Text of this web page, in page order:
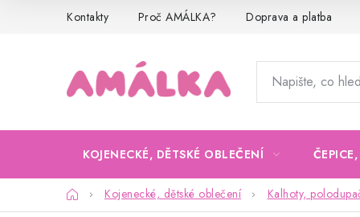
Kontakty Proč AMÁLKA? Doprava a platba
KOJENECKÉ, DĚTSKÉ OBLEČENÍ
DomůKojenecké, dětské oblečení Kalhoty,